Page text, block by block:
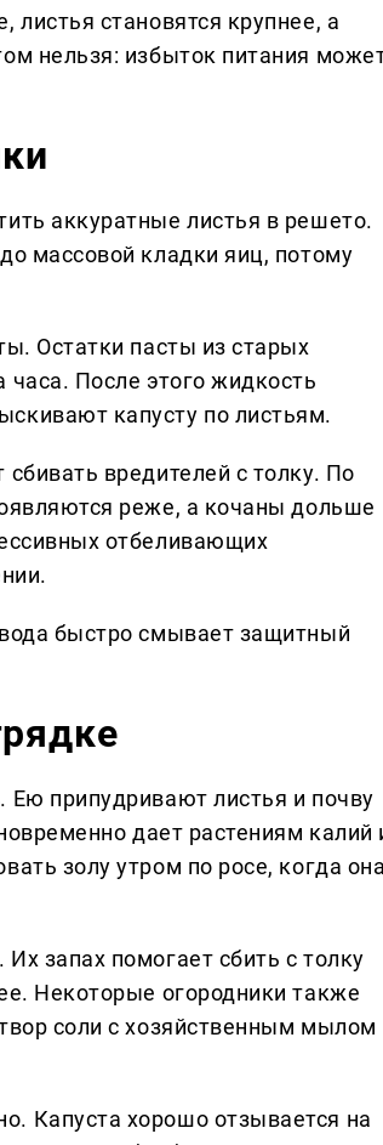
становятся крупнее, а
нельзя: избыток питания
аккуратные листья в решето.
массовой кладки яиц, потому
Остатки пасты из старых
После этого жидкость
капусту по листьям.
вредителей с толку. По
реже, а кочаны дольше
отбеливающих
быстро смывает защитный
припудривают листья и почву
дает растениям калий
золу утром по росе, когда
запах помогает сбить с толку
Некоторые огородники также
соли с хозяйственным мылом
Капуста хорошо отзывается на